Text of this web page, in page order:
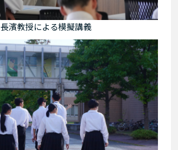
長濱教授による模擬講義